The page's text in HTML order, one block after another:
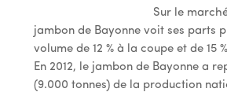
Sur le marché
jambon de Bayonne voit ses parts
volume de 12 % à la coupe et de 15
En 2012, le jambon de Bayonne a
(9.000 tonnes) de la production